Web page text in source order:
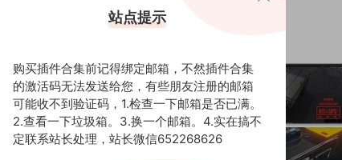
站点提示
购买插件合集前记得绑定邮箱，不然插件合集
的激活码无法发送给您，有些朋友注册的邮箱
可能收不到验证码，1.检查一下邮箱是否已满。
2.查看一下垃圾箱。3.换一个邮箱。4.实在搞不
定联系站长处理，站长微信652268626